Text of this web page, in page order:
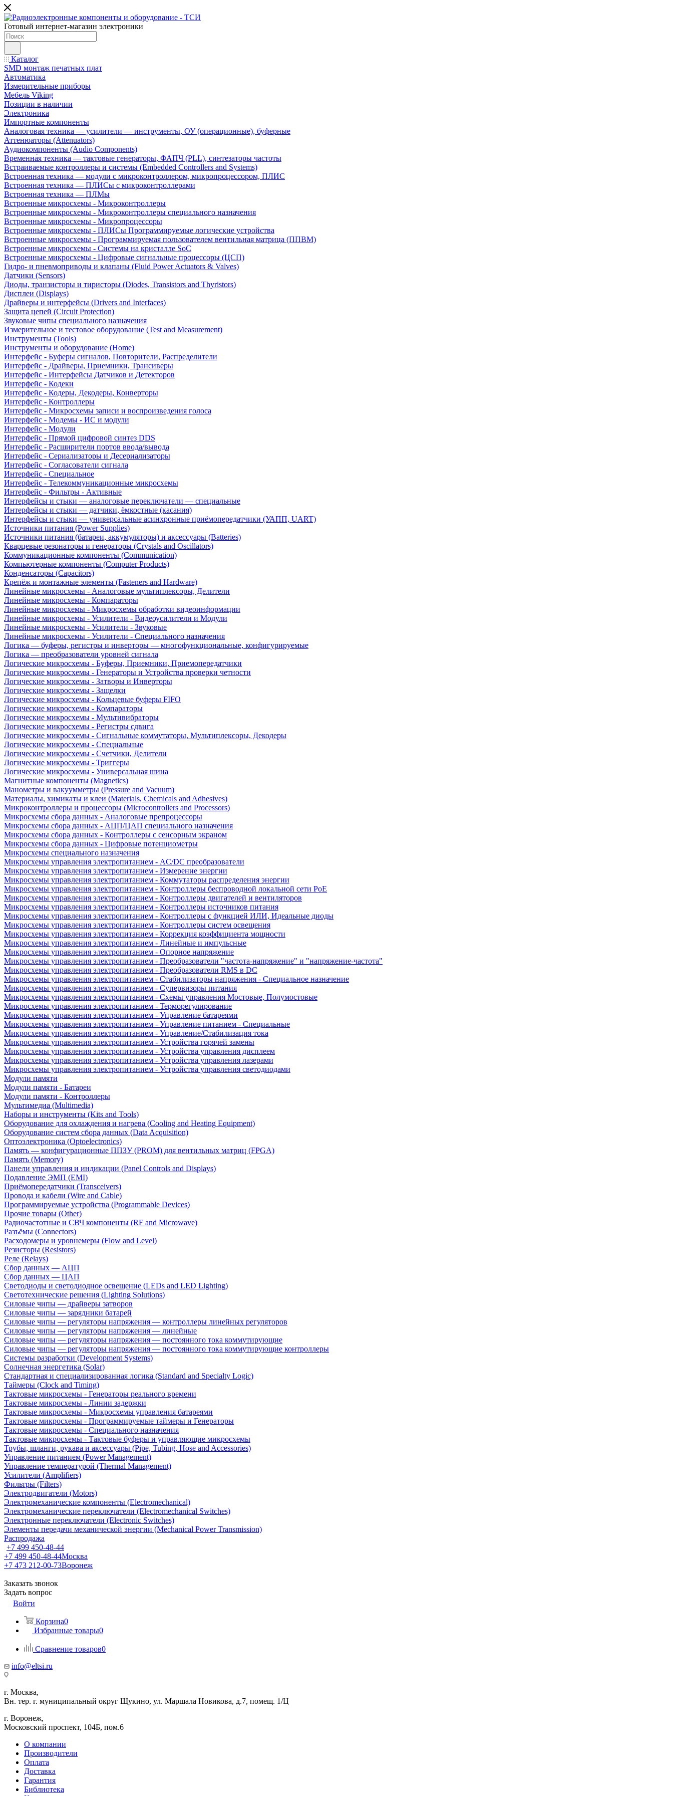
Готовый интернет-магазин электроники
Каталог
SMD монтаж печатных плат
Автоматика
Измерительные приборы
Мебель Viking
Позиции в наличии
Электроника
Импортные компоненты
Аналоговая техника — усилители — инструменты, ОУ (операционные), буферные
Аттенюаторы (Attenuators)
Аудиокомпоненты (Audio Components)
Временна́я техника — тактовые генераторы, ФАПЧ (PLL), синтезаторы частоты
Встраиваемые контроллеры и системы (Embedded Controllers and Systems)
Встроенная техника — модули с микроконтроллером, микропроцессором, ПЛИС
Встроенная техника — ПЛИСы с микроконтроллерами
Встроенная техника — ПЛМы
Встроенные микросхемы - Микроконтроллеры
Встроенные микросхемы - Микроконтроллеры специального назначения
Встроенные микросхемы - Микропроцессоры
Встроенные микросхемы - ПЛИСы Программируемые логические устройства
Встроенные микросхемы - Программируемая пользователем вентильная матрица (ППВМ)
Встроенные микросхемы - Системы на кристалле SoC
Встроенные микросхемы - Цифровые сигнальные процессоры (ЦСП)
Гидро- и пневмоприводы и клапаны (Fluid Power Actuators & Valves)
Датчики (Sensors)
Диоды, транзисторы и тиристоры (Diodes, Transistors and Thyristors)
Дисплеи (Displays)
Драйверы и интерфейсы (Drivers and Interfaces)
Защита цепей (Circuit Protection)
Звуковые чипы специального назначения
Измерительное и тестовое оборудование (Test and Measurement)
Инструменты (Tools)
Инструменты и оборудование (Home)
Интерфейс - Буферы сигналов, Повторители, Распределители
Интерфейс - Драйверы, Приемники, Трансиверы
Интерфейс - Интерфейсы Датчиков и Детекторов
Интерфейс - Кодеки
Интерфейс - Кодеры, Декодеры, Конверторы
Интерфейс - Контроллеры
Интерфейс - Микросхемы записи и воспроизведения голоса
Интерфейс - Модемы - ИС и модули
Интерфейс - Модули
Интерфейс - Прямой цифровой синтез DDS
Интерфейс - Расширители портов ввода/вывода
Интерфейс - Сериализаторы и Десериализаторы
Интерфейс - Согласователи сигнала
Интерфейс - Специальное
Интерфейс - Телекоммуникационные микросхемы
Интерфейс - Фильтры - Активные
Интерфейсы и стыки — аналоговые переключатели — специальные
Интерфейсы и стыки — датчики, ёмкостные (касания)
Интерфейсы и стыки — универсальные асинхронные приёмопередатчики (УАПП, UART)
Источники питания (Power Supplies)
Источники питания (батареи, аккумуляторы) и аксессуары (Batteries)
Кварцевые резонаторы и генераторы (Crystals and Oscillators)
Коммуникационные компоненты (Communication)
Компьютерные компоненты (Computer Products)
Конденсаторы (Capacitors)
Крепёж и монтажные элементы (Fasteners and Hardware)
Линейные микросхемы - Аналоговые мультиплексоры, Делители
Линейные микросхемы - Компараторы
Линейные микросхемы - Микросхемы обработки видеоинформации
Линейные микросхемы - Усилители - Видеоусилители и Модули
Линейные микросхемы - Усилители - Звуковые
Линейные микросхемы - Усилители - Специального назначения
Логика — буферы, регистры и инверторы — многофункциональные, конфигурируемые
Логика — преобразователи уровней сигнала
Логические микросхемы - Буферы, Приемники, Приемопередатчики
Логические микросхемы - Генераторы и Устройства проверки четности
Логические микросхемы - Затворы и Инверторы
Логические микросхемы - Защелки
Логические микросхемы - Кольцевые буферы FIFO
Логические микросхемы - Компараторы
Логические микросхемы - Мультивибраторы
Логические микросхемы - Регистры сдвига
Логические микросхемы - Сигнальные коммутаторы, Мультиплексоры, Декодеры
Логические микросхемы - Специальные
Логические микросхемы - Счетчики, Делители
Логические микросхемы - Триггеры
Логические микросхемы - Универсальная шина
Магнитные компоненты (Magnetics)
Манометры и вакуумметры (Pressure and Vacuum)
Материалы, химикаты и клеи (Materials, Chemicals and Adhesives)
Микроконтроллеры и процессоры (Microcontrollers and Processors)
Микросхемы сбора данных - Аналоговые препроцессоры
Микросхемы сбора данных - АЦП/ЦАП специального назначения
Микросхемы сбора данных - Контроллеры с сенсорным экраном
Микросхемы сбора данных - Цифровые потенциометры
Микросхемы специального назначения
Микросхемы управления электропитанием - AC/DC преобразователи
Микросхемы управления электропитанием - Измерение энергии
Микросхемы управления электропитанием - Коммутаторы распределения энергии
Микросхемы управления электропитанием - Контроллеры беспроводной локальной сети PoE
Микросхемы управления электропитанием - Контроллеры двигателей и вентиляторов
Микросхемы управления электропитанием - Контроллеры источников питания
Микросхемы управления электропитанием - Контроллеры с функцией ИЛИ, Идеальные диоды
Микросхемы управления электропитанием - Контроллеры систем освещения
Микросхемы управления электропитанием - Коррекция коэффициента мощности
Микросхемы управления электропитанием - Линейные и импульсные
Микросхемы управления электропитанием - Опорное напряжение
Микросхемы управления электропитанием - Преобразователи "частота-напряжение" и "напряжение-частота"
Микросхемы управления электропитанием - Преобразователи RMS в DC
Микросхемы управления электропитанием - Стабилизаторы напряжения - Специальное назначение
Микросхемы управления электропитанием - Супервизоры питания
Микросхемы управления электропитанием - Схемы управления Мостовые, Полумостовые
Микросхемы управления электропитанием - Терморегулирование
Микросхемы управления электропитанием - Управление батареями
Микросхемы управления электропитанием - Управление питанием - Специальные
Микросхемы управления электропитанием - Управление/Стабилизация тока
Микросхемы управления электропитанием - Устройства горячей замены
Микросхемы управления электропитанием - Устройства управления дисплеем
Микросхемы управления электропитанием - Устройства управления лазерами
Микросхемы управления электропитанием - Устройства управления светодиодами
Модули памяти
Модули памяти - Батареи
Модули памяти - Контроллеры
Мультимедиа (Multimedia)
Наборы и инструменты (Kits and Tools)
Оборудование для охлаждения и нагрева (Cooling and Heating Equipment)
Оборудование систем сбора данных (Data Acquisition)
Оптоэлектроника (Optoelectronics)
Память — конфигурационные ППЗУ (PROM) для вентильных матриц (FPGA)
Память (Memory)
Панели управления и индикации (Panel Controls and Displays)
Подавление ЭМП (EMI)
Приёмопередатчики (Transceivers)
Провода и кабели (Wire and Cable)
Программируемые устройства (Programmable Devices)
Прочие товары (Other)
Радиочастотные и СВЧ компоненты (RF and Microwave)
Разъёмы (Connectors)
Расходомеры и уровнемеры (Flow and Level)
Резисторы (Resistors)
Реле (Relays)
Сбор данных — АЦП
Сбор данных — ЦАП
Светодиоды и светодиодное освещение (LEDs and LED Lighting)
Светотехнические решения (Lighting Solutions)
Силовые чипы — драйверы затворов
Силовые чипы — зарядники батарей
Силовые чипы — регуляторы напряжения — контроллеры линейных регуляторов
Силовые чипы — регуляторы напряжения — линейные
Силовые чипы — регуляторы напряжения — постоянного тока коммутирующие
Силовые чипы — регуляторы напряжения — постоянного тока коммутирующие контроллеры
Системы разработки (Development Systems)
Солнечная энергетика (Solar)
Стандартная и специализированная логика (Standard and Specialty Logic)
Таймеры (Clock and Timing)
Тактовые микросхемы - Генераторы реального времени
Тактовые микросхемы - Линии задержки
Тактовые микросхемы - Микросхемы управления батареями
Тактовые микросхемы - Программируемые таймеры и Генераторы
Тактовые микросхемы - Специального назначения
Тактовые микросхемы - Тактовые буферы и управляющие микросхемы
Трубы, шланги, рукава и аксессуары (Pipe, Tubing, Hose and Accessories)
Управление питанием (Power Management)
Управление температурой (Thermal Management)
Усилители (Amplifiers)
Фильтры (Filters)
Электродвигатели (Motors)
Электромеханические компоненты (Electromechanical)
Электромеханические переключатели (Electromechanical Switches)
Электронные переключатели (Electronic Switches)
Элементы передачи механической энергии (Mechanical Power Transmission)
Распродажа
+7 499 450-48-44
+7 499 450-48-44Москва
+7 473 212-00-73Воронеж
Заказать звонок
Задать вопрос
Войти
Корзина0
Избранные товары0
Сравнение товаров0
info@eltsi.ru
г. Москва,
Вн. тер. г. муниципальный округ Щукино, ул. Маршала Новикова, д.7, помещ. 1/Ц
г. Воронеж,
​Московский проспект, 104Б, пом.6
О компании
Производители
Оплата
Доставка
Гарантия
Библиотека